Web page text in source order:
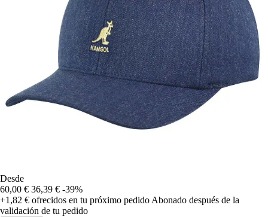
Desde
60,00 € 36,39 € -39%
+1,82 € ofrecidos en tu próximo pedido Abonado después de la
validación de tu pedido